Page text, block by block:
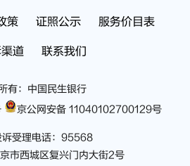
策 证照公示 服务价目表
道 联系我们
有：中国民生银行
京公网安备 11040102700129号
诉受理电话：95568
市西城区复兴门内大街2号